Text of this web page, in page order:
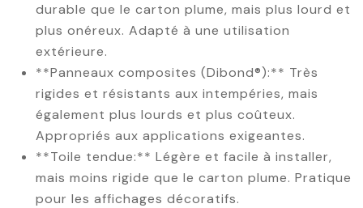
durable que le carton plume, mais plus lourd et
plus onéreux. Adapté à une utilisation
extérieure.
**Panneaux composites (Dibond®):** Très
rigides et résistants aux intempéries, mais
également plus lourds et plus coûteux.
Appropriés aux applications exigeantes.
**Toile tendue:** Légère et facile à installer,
mais moins rigide que le carton plume. Pratique
pour les affichages décoratifs.